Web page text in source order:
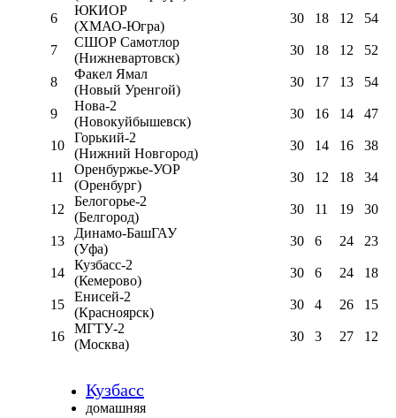
6
ЮКИОР
(ХМАО-Югра)
30 18 12 54
7
СШОР Самотлор
(Нижневартовск)
30 18 12 52
8
Факел Ямал
(Новый Уренгой)
30 17 13 54
9
Нова-2
(Новокуйбышевск)
30 16 14 47
10
Горький-2
(Нижний Новгород)
30 14 16 38
11
Оренбуржье-УОР
(Оренбург)
30 12 18 34
12
Белогорье-2
(Белгород)
30 11 19 30
13
Динамо-БашГАУ
(Уфа)
30 6 24 23
14
Кузбасс-2
(Кемерово)
30 6 24 18
15
Енисей-2
(Красноярск)
30 4 26 15
16
МГТУ-2
(Москва)
30 3 27 12
Кузбасс
домашняя